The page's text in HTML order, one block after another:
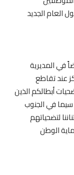
العام الجديد
في المديرية
عند تقاطع
أبطالكم الذين
سيما في الجنوب
لتضحياتهم
الوطن